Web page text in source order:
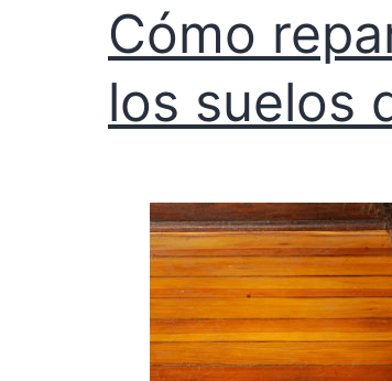
Cómo
los suelos